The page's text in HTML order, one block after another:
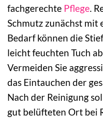
fachgerechte Pflege.
Schmutz zunächst mit
Bedarf können die
leicht feuchten Tuch
Vermeiden Sie
das Eintauchen der
Nach der Reinigung
gut belüfteten Ort bei